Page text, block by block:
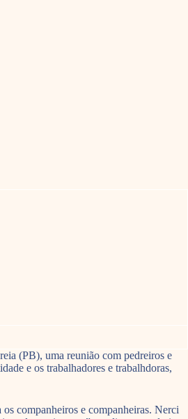
(PB), uma reunião com pedreiros e
e os trabalhadores e trabalhdoras,
companheiros e companheiras. Nerci